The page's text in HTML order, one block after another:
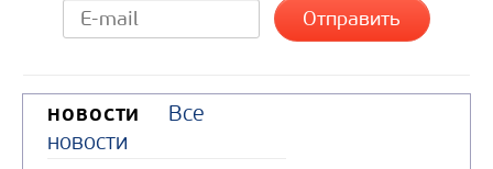
НОВОСТИ
Все
новости